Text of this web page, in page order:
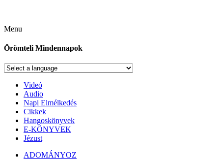
Menu
Örömteli Mindennapok
Videó
Audio
Napi Elmélkedés
Cikkek
Hangoskönyvek
E-KÖNYVEK
Jézust
ADOMÁNYOZ